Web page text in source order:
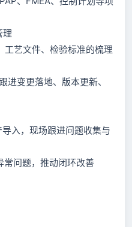
理
工艺文件、检验标准的梳理
进变更落地、版本更新、
入，现场跟进问题收集与
常问题，推动闭环改善